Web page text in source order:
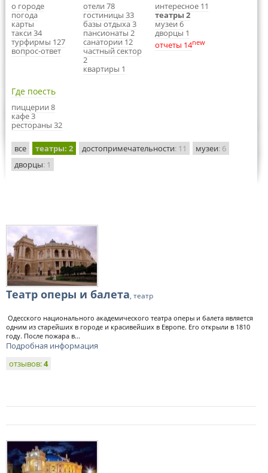
о городе
погода
карты
такси 34
турфирмы 127
вопрос-ответ
отели 78
гостиницы 33
базы отдыха 3
пансионаты 2
санатории 12
частный сектор
2
квартиры 1
интересное 11
театры 2
музеи 6
дворцы 1
отчеты 14new
Где поесть
пиццерии 8
кафе 3
рестораны 32
все театры: 2 достопримечательности: 11 музеи: 6
дворцы: 1
Театр оперы и балета, театр
Одесского национального академического театра оперы и балета является
одним из старейших в городе и красивейших в Европе. Его открыли в 1810
году. После пожара в...
Подробная информация
отзывов:4